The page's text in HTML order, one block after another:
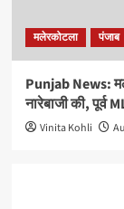
मलेरकोटला पंजाब
Punjab News:
नारेबाजी की, पूर्व
Vinita Kohli